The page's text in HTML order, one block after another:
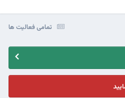
تمامی فعالیت ها